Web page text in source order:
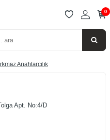
0
Anahtarcılık
Apt. No:4/D